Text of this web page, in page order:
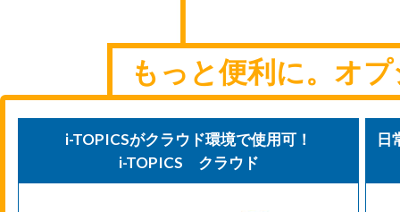
もっと便利に。オ
i-TOPICSがクラウド環境で使用可！
i-TOPICS クラウド
日